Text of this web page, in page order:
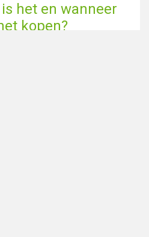
het en wanneer
kopen?